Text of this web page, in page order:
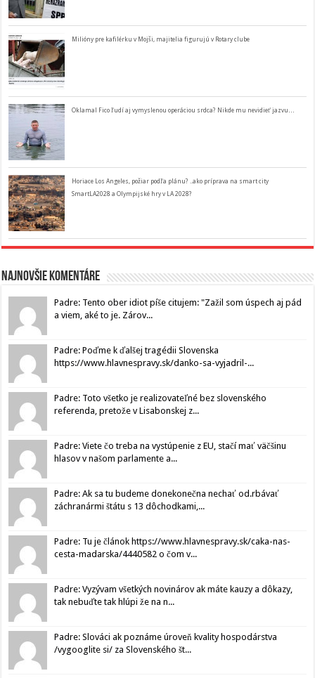
Milióny pre kafilérku v Mojši, majitelia figurujú v Rotary clube
Oklamal Fico ľudí aj vymyslenou operáciou srdca? Nikde mu nevidieť jazvu…
Horiace Los Angeles, požiar podľa plánu? ..ako príprava na smart city
SmartLA2028 a Olympijské hry v LA 2028?
Najnovšie komentáre
Padre: Tento ober idiot píše citujem: "Zažil som úspech aj pád
a viem, aké to je. Zárov...
Padre: Poďme k ďalšej tragédii Slovenska
https://www.hlavnespravy.sk/danko-sa-vyjadril-...
Padre: Toto všetko je realizovateľné bez slovenského
referenda, pretože v Lisabonskej z...
Padre: Viete čo treba na vystúpenie z EU, stačí mať väčšinu
hlasov v našom parlamente a...
Padre: Ak sa tu budeme donekonečna nechať od.rbávať
záchranármi štátu s 13 dôchodkami,...
Padre: Tu je článok https://www.hlavnespravy.sk/caka-nas-
cesta-madarska/4440582 o čom v...
Padre: Vyzývam všetkých novinárov ak máte kauzy a dôkazy,
tak nebuďte tak hlúpi že na n...
Padre: Slováci ak poznáme úroveň kvality hospodárstva
/vygooglite si/ za Slovenského št...